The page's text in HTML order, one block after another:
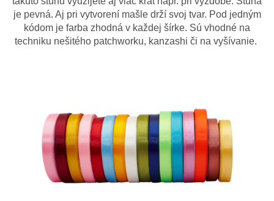
je pevná. Aj pri vytvorení mašle drží svoj tvar. Pod jedným
kódom je farba zhodná v každej šírke. Sú vhodné na
techniku nešitého patchworku, kanzashi či na vyšívanie.